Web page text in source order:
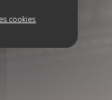
cookies